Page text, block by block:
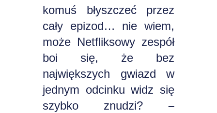
komuś błyszczeć przez
cały epizod… nie wiem,
może Netfliksowy zespół
boi się, że bez
największych gwiazd w
jednym odcinku widz się
szybko znudzi? –